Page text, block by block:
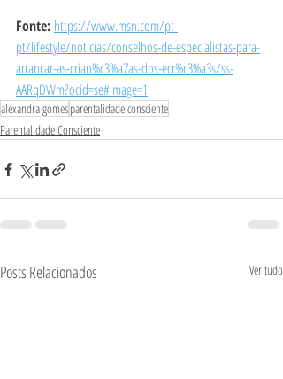
Fonte: https://www.msn.com/pt-
pt/lifestyle/noticias/conselhos-de-especialistas-para-
arrancar-as-crian%c3%a7as-dos-ecr%c3%a3s/ss-
AARqDWm?ocid=se#image=1
alexandra gomesparentalidade consciente
Parentalidade Consciente
Posts Relacionados Ver tudo